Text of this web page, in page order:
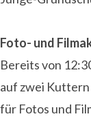
Foto- und
Bereits von
auf zwei
für Fotos und